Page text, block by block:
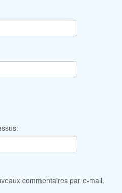
commentaires par e-mail.